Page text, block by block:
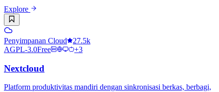
Explore
Penyimpanan Cloud
27.5k
AGPL-3.0Free +3
Nextcloud
Platform produktivitas mandiri dengan sinkronisasi berkas, berbagi,